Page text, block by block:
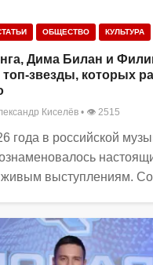
ОБЩЕСТВО КУЛЬТУРА
Дима Билан и
топ-звезды, которых
Киселёв • 👁 2515
года в российской
живым выступлениям.